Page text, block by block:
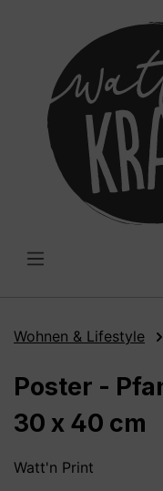
Wohnen & Lifestyle
Poster -
30 x 40 cm
Watt'n Print